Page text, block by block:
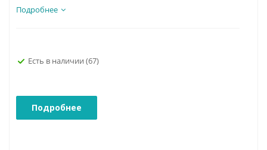
Подробнее
Есть в наличии (67)
Подробнее